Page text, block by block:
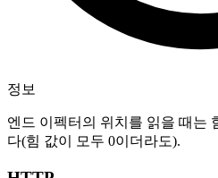
정보
엔드 이펙터의 위치를 읽을 때는
다(힘 값이 모두 0이더라도).